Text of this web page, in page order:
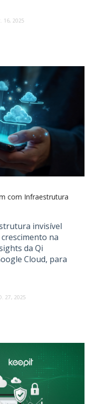
16, 2025
com Infraestrutura
invisível
na
da Qi
Cloud, para
27, 2025